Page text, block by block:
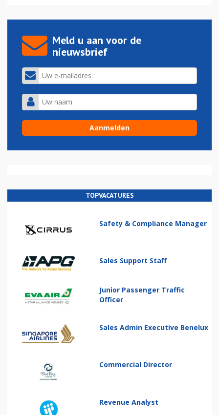
Meld u aan voor de
nieuwsbrief
TOPVACATURES
Safety & Compliance Manager
Sales Support Staff
Junior Passenger Traffic
Officer
Sales Admin Executive Benelux
Commercial Director
Revenue Analyst